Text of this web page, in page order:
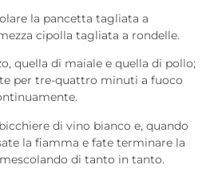
la pancetta tagliata a
cipolla tagliata a rondelle.
quella di maiale e quella di pollo;
per tre-quattro minuti a fuoco
di vino bianco e, quando
la fiamma e fate terminare la
di tanto in tanto.